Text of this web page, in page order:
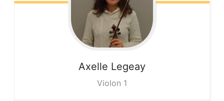
Axelle Legeay
Violon 1